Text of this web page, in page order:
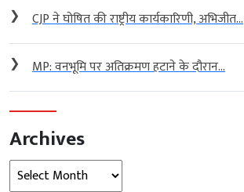
❯ CJP ने घोषित की राष्ट्रीय कार्यकारिणी, अभिजीत...
❯ MP: वनभूमि पर अतिक्रमण हटाने के दौरान...
Archives
Archives